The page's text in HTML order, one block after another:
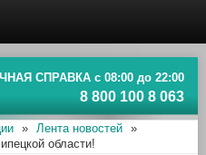
СПРАВКА с 08:00 до 22:00
8 800 100 8 063
» Лента новостей
»
области!